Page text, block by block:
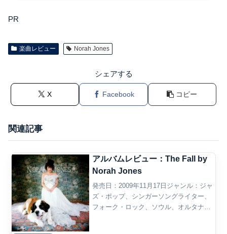
PR
楽曲レビュー Norah Jones
シェアする
X Facebook コピー
関連記事
アルバムレビュー：The Fall by
Norah Jones
発売日：2009年11月17日ジャンル：ジャ
ズ・ポップ、シンガーソングライター、
フォーク・ロック、ソウル、オルタナテ